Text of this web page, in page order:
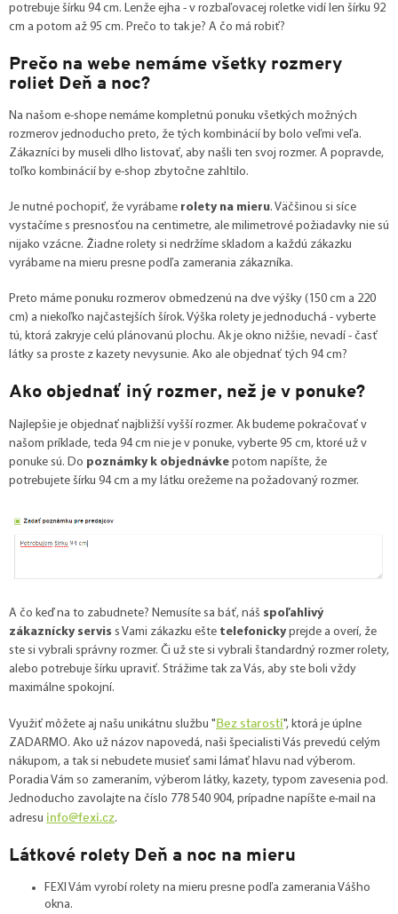
potrebuje šírku 94 cm. Lenže ejha - v rozbaľovacej roletke vidí len šírku 92
cm a potom až 95 cm. Prečo to tak je? A čo má robiť?
Prečo na webe nemáme všetky rozmery
roliet Deň a noc?
Na našom e-shope nemáme kompletnú ponuku všetkých možných
rozmerov jednoducho preto, že tých kombinácií by bolo veľmi veľa.
Zákazníci by museli dlho listovať, aby našli ten svoj rozmer. A popravde,
toľko kombinácií by e-shop zbytočne zahltilo.
Je nutné pochopiť, že vyrábame rolety na mieru. Väčšinou si síce
vystačíme s presnosťou na centimetre, ale milimetrové požiadavky nie sú
nijako vzácne. Žiadne rolety si nedržíme skladom a každú zákazku
vyrábame na mieru presne podľa zamerania zákazníka.
Preto máme ponuku rozmerov obmedzenú na dve výšky (150 cm a 220
cm) a niekoľko najčastejších šírok. Výška rolety je jednoduchá - vyberte
tú, ktorá zakryje celú plánovanú plochu. Ak je okno nižšie, nevadí - časť
látky sa proste z kazety nevysunie. Ako ale objednať tých 94 cm?
Ako objednať iný rozmer, než je v ponuke?
Najlepšie je objednať najbližší vyšší rozmer. Ak budeme pokračovať v
našom príklade, teda 94 cm nie je v ponuke, vyberte 95 cm, ktoré už v
ponuke sú. Do poznámky k objednávke potom napíšte, že
potrebujete šírku 94 cm a my látku orežeme na požadovaný rozmer.
A čo keď na to zabudnete? Nemusíte sa báť, náš spoľahlivý
zákaznícky servis s Vami zákazku ešte telefonicky prejde a overí, že
ste si vybrali správny rozmer. Či už ste si vybrali štandardný rozmer rolety,
alebo potrebuje šírku upraviť. Strážime tak za Vás, aby ste boli vždy
maximálne spokojní.
Využiť môžete aj našu unikátnu službu "Bez starostí", ktorá je úplne
ZADARMO. Ako už názov napovedá, naši špecialisti Vás prevedú celým
nákupom, a tak si nebudete musieť sami lámať hlavu nad výberom.
Poradia Vám so zameraním, výberom látky, kazety, typom zavesenia pod.
Jednoducho zavolajte na číslo 778 540 904, prípadne napíšte e-mail na
adresu info@fexi.cz.
Látkové rolety Deň a noc na mieru
FEXI Vám vyrobí rolety na mieru presne podľa zamerania Vášho
okna.